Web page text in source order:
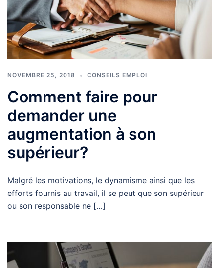
NOVEMBRE 25, 2018 CONSEILS EMPLOI
Comment faire pour
demander une
augmentation à son
supérieur?
Malgré les motivations, le dynamisme ainsi que les
efforts fournis au travail, il se peut que son supérieur
ou son responsable ne […]